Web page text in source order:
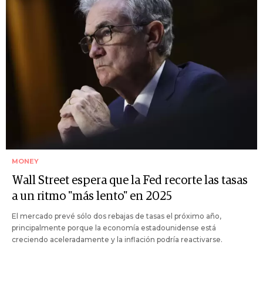
MONEY
Wall Street espera que la Fed recorte las tasas
a un ritmo "más lento" en 2025
El mercado prevé sólo dos rebajas de tasas el próximo año,
principalmente porque la economía estadounidense está
creciendo aceleradamente y la inflación podría reactivarse.